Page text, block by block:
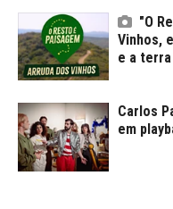
"O
Vinhos,
e a terra
Carlos
em